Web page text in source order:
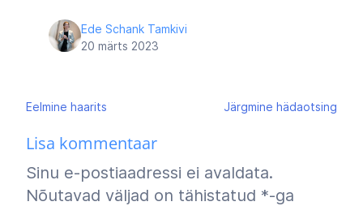
Ede Schank Tamkivi
20 märts 2023
Navigeerimine
Eelmine haarits Järgmine hädaotsing
Lisa kommentaar
Sinu e-postiaadressi ei avaldata.
Nõutavad väljad on tähistatud *-ga